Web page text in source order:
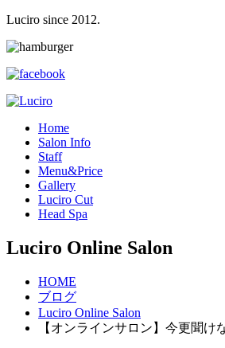
Luciro since 2012.
Home
Salon Info
Staff
Menu&Price
Gallery
Luciro Cut
Head Spa
Luciro Online Salon
HOME
ブログ
Luciro Online Salon
【オンラインサロン】今更聞け